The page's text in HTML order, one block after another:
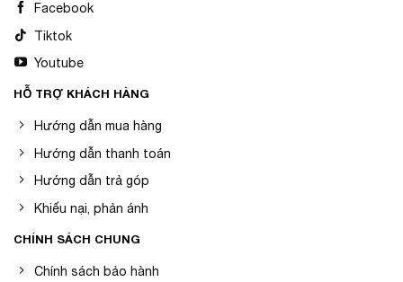
Facebook
Tiktok
Youtube
HỖ TRỢ KHÁCH HÀNG
Hướng dẫn mua hàng
Hướng dẫn thanh toán
Hướng dẫn trả góp
Khiếu nại, phản ánh
CHÍNH SÁCH CHUNG
Chính sách bảo hành